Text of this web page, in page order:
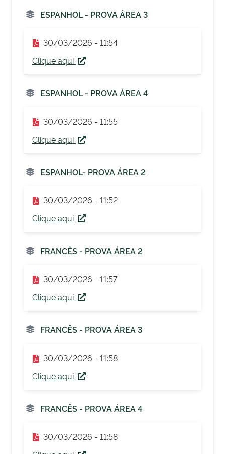
ESPANHOL - PROVA ÁREA 3
30/03/2026 - 11:54
Clique aqui
ESPANHOL - PROVA ÁREA 4
30/03/2026 - 11:55
Clique aqui
ESPANHOL- PROVA ÁREA 2
30/03/2026 - 11:52
Clique aqui
FRANCÊS - PROVA ÁREA 2
30/03/2026 - 11:57
Clique aqui
FRANCÊS - PROVA ÁREA 3
30/03/2026 - 11:58
Clique aqui
FRANCÊS - PROVA ÁREA 4
30/03/2026 - 11:58